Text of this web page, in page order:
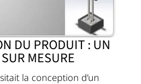
DU PRODUIT : UN
MESURE
la conception d’un